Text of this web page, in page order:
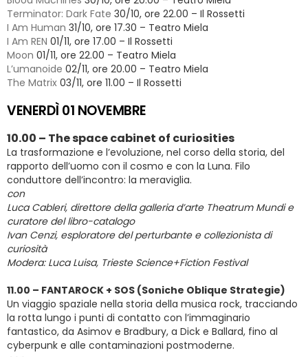
Terminator: Dark Fate 30/10, ore 22.00 – Il Rossetti
I Am Human 31/10, ore 17.30 – Teatro Miela
I Am REN 01/11, ore 17.00 – Il Rossetti
Moon 01/11, ore 22.00 – Teatro Miela
L’umanoide 02/11, ore 20.00 – Teatro Miela
The Matrix 03/11, ore 11.00 – Il Rossetti
VENERDÌ 01 NOVEMBRE
10.00 – The space cabinet of curiosities
La trasformazione e l’evoluzione, nel corso della storia, del
rapporto dell’uomo con il cosmo e con la Luna. Filo
conduttore dell’incontro: la meraviglia.
con
Luca Cableri, direttore della galleria d’arte Theatrum Mundi e
curatore del libro-catalogo
Ivan Cenzi, esploratore del perturbante e collezionista di
curiosità
Modera: Luca Luisa, Trieste Science+Fiction Festival
11.00 – FANTAROCK + SOS (Soniche Oblique Strategie)
Un viaggio spaziale nella storia della musica rock, tracciando
la rotta lungo i punti di contatto con l’immaginario
fantastico, da Asimov e Bradbury, a Dick e Ballard, fino al
cyberpunk e alle contaminazioni postmoderne.